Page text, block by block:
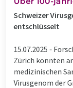
Schweizer
entschlüsselt
15.07.2025 -
Zürich konnten
medizinischen
Virusgenom der